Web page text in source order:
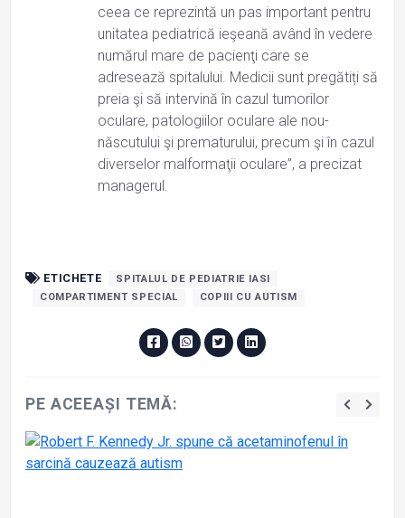
ceea ce reprezintă un pas important pentru
unitatea pediatrică ieşeană având în vedere
numărul mare de pacienţi care se
adresează spitalului. Medicii sunt pregătiți să
preia şi să intervină în cazul tumorilor
oculare, patologiilor oculare ale nou-
născutului şi prematurului, precum şi în cazul
diverselor malformaţii oculare”, a precizat
managerul.
ETICHETE
SPITALUL DE PEDIATRIE IASI
COMPARTIMENT SPECIAL
COPIII CU AUTISM
PE ACEEAȘI TEMĂ: